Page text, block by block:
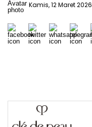
Kamis, 12 Maret 2026